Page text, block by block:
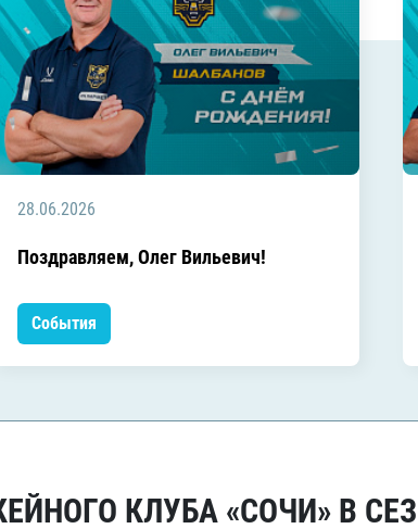
28.06.2026
Поздравляем, Олег Вильевич!
События
КЛУБА «СОЧИ» В